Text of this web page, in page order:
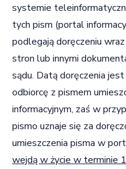
systemie
tych pism (portal
podlegają doręczeniu
stron lub innymi
sądu. Datą doręczenia
odbiorcę z pismem
informacyjnym, zaś w
pismo uznaje się za
umieszczenia pisma w
wejdą w życie w terminie